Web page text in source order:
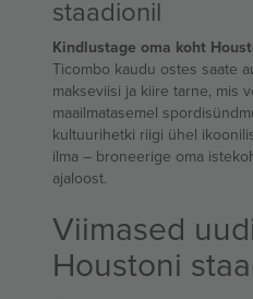
staadionil
Kindlustage oma koht
Ticombo kaudu ostes saate
makseviisi ja kiire tarne, mis
maailmatasemel
kultuurihetki riigi ühel
ilma – broneerige oma
ajaloost.
Viimased
Houstoni